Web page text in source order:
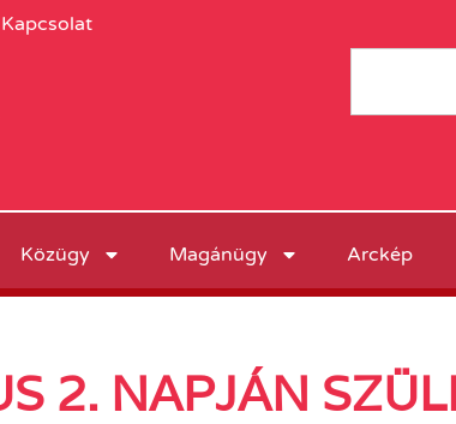
Kapcsolat
Közügy Magánügy Arckép
2. NAPJÁN